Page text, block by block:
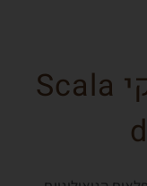
הסקאלה דיי טורקי Scala